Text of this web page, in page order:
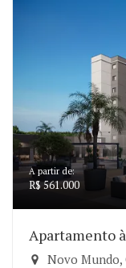
A partir de:
R$ 561.000
Apartamento
Novo Mundo,